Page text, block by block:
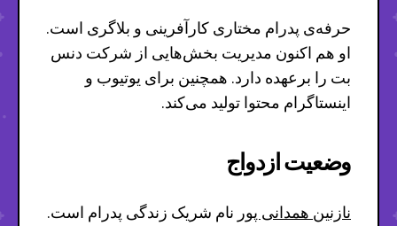
حرفه‌ی پدرام مختاری کارآفرینی و بلاگری است.
او هم اکنون مدیریت بخش‌هایی از شرکت دنس
بت را برعهده دارد. همچنین برای یوتیوب و
اینستاگرام محتوا تولید می‌کند.
وضعیت ازدواج
نازنین همدانی پور نام شریک زندگی پدرام است.